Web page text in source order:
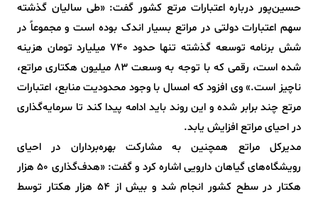
حسین‌پور درباره اعتبارات مرتع کشور گفت: «طی سالیان گذشته
سهم اعتبارات دولتی در مراتع بسیار اندک بوده است و مجموعاً در
شش برنامه توسعه گذشته تنها حدود ۷۴۰ میلیارد تومان هزینه
شده است، رقمی که با توجه به وسعت ۸۳ میلیون هکتاری مراتع،
ناچیز است.» وی افزود که امسال با وجود محدودیت منابع، اعتبارات
مرتع چند برابر شده و این روند باید ادامه پیدا کند تا سرمایه‌گذاری
در احیای مراتع افزایش یابد.
مدیرکل مراتع همچنین به مشارکت بهره‌برداران در احیای
رویشگاه‌های گیاهان دارویی اشاره کرد و گفت: «هدف‌گذاری ۵۰ هزار
هکتار در سطح کشور انجام شد و بیش از ۵۴ هزار هکتار توسط